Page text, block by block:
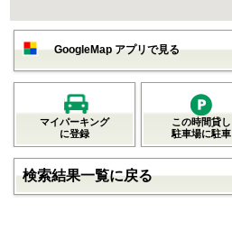
GoogleMap アプリで見る
マイパーキング
に登録
この時間貸し
駐車場に駐車
検索結果一覧に戻る